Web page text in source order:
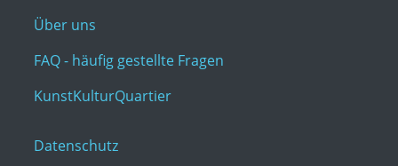
Über uns
FAQ - häufig gestellte Fragen
KunstKulturQuartier
Datenschutz